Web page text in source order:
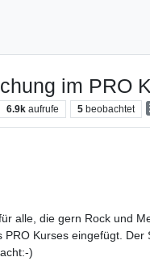
im PRO
6.9k aufrufe 5 beobachtet
alle, die gern Rock und
Kurses eingefügt.
)